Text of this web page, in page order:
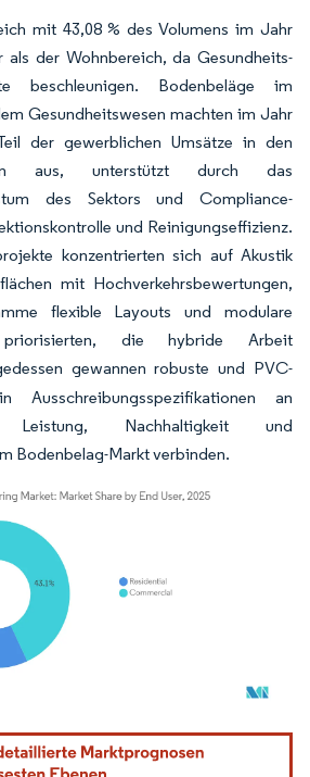
mit 43,08 % des Volumens im Jahr
als der Wohnbereich, da Gesundheits-
beschleunigen. Bodenbeläge im
Gesundheitswesen machten im Jahr
der gewerblichen Umsätze in den
aus, unterstützt durch das
des Sektors und Compliance-
und Reinigungseffizienz.
konzentrierten sich auf Akustik
mit Hochverkehrsbewertungen,
flexible Layouts und modulare
priorisierten, die hybride Arbeit
gewannen robuste und PVC-
an
Nachhaltigkeit und
Bodenbelag-Markt verbinden.
erfordert Namensnennung gemäß